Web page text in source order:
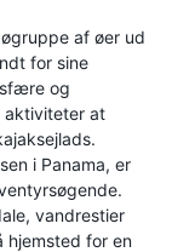
af øer ud
for sine
og
aktiviteter at
i Panama, er
vandrestier
hjemsted for en